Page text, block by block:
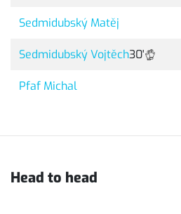
Sedmidubský Matěj
Sedmidubský Vojtěch30'
Pfaf Michal
Head to head